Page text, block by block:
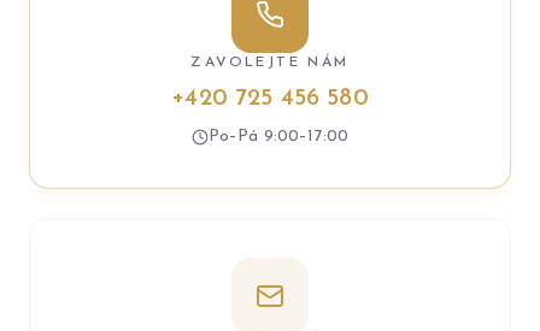
ZAVOLEJTE NÁM
+420 725 456 580
Po–Pá 9:00–17:00